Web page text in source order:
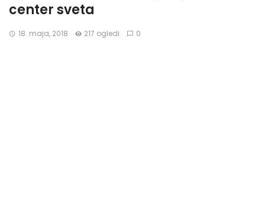
center sveta
18. maja, 2018 217 ogledi 0